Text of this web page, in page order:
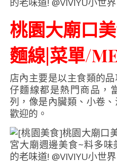
桃園大廟口
麵線|菜單/
店內主要是以主食類的
仔麵線都是熱門商品，
列，像是內臟類、小卷
歡迎的。